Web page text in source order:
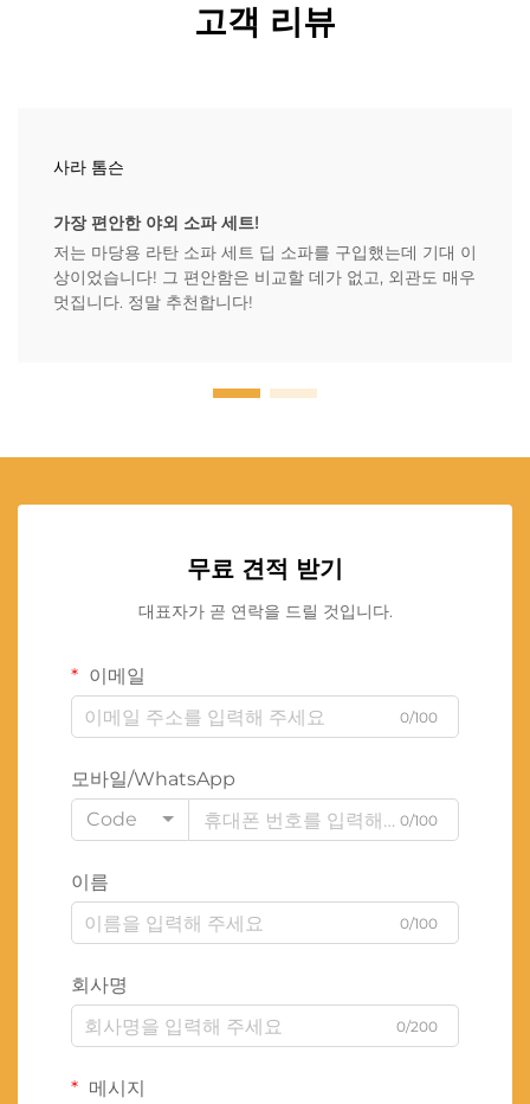
고객 리뷰
사라 톰슨
가장 편안한 야외 소파 세트!
저는 마당용 라탄 소파 세트 딥 소파를 구입했는데 기대 이
상이었습니다! 그 편안함은 비교할 데가 없고, 외관도 매우
멋집니다. 정말 추천합니다!
무료 견적 받기
대표자가 곧 연락을 드릴 것입니다.
이메일
0/100
모바일/WhatsApp
Code
0/100
이름
0/100
회사명
0/200
메시지